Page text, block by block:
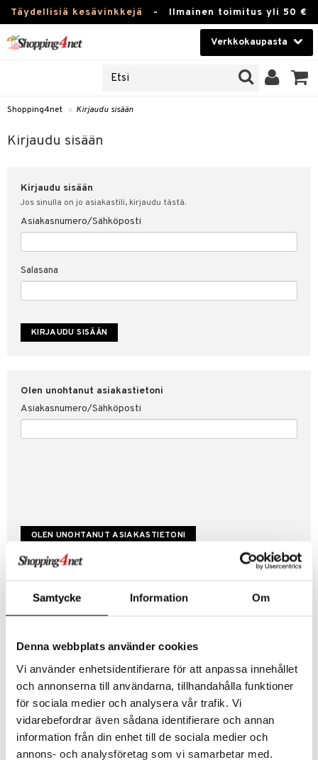
Samtycke Information Om
Denna webbplats använder cookies
Vi använder enhetsidentifierare för att anpassa innehållet
och annonserna till användarna, tillhandahålla funktioner
för sociala medier och analysera vår trafik. Vi
vidarebefordrar även sådana identifierare och annan
information från din enhet till de sociala medier och
annons- och analysföretag som vi samarbetar med.
Täydellisiä kesävinkkejä - Ilmainen toimitus yli 50 €
Verkkokaupasta
Piilolinssit
Luontaistuotteet
Fitness
Koti & Sisustus
Lelut, Lapsi & Vauva
Tuotemerkkejä
Shopping4net » Kirjaudu sisään
Kirjaudu sisään
Kirjaudu sisään
Jos sinulla on jo asiakastili, kirjaudu tästä.
Asiakasnumero/Sähköposti
Salasana
Olen unohtanut asiakastietoni
Asiakasnumero/Sähköposti
Luo uusi asiakas
Hyviä tarjouksia
Kestotilaus
Arvostele tuotteita
Toivelistat
LUO ASIAKAS
sisään
& vastauksia
myyntiehdot
suojaus